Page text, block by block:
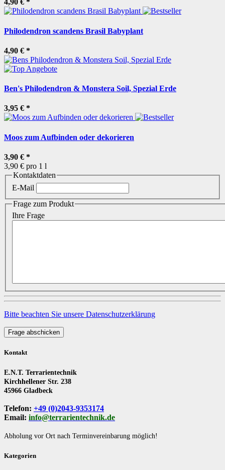
4,90 € *
Philodendron scandens Brasil Babyplant
4,90 € *
Ben's Philodendron & Monstera Soil, Spezial Erde
3,95 € *
Moos zum Aufbinden oder dekorieren
3,90 € *
3,90 € pro 1 l
Kontaktdaten
E-Mail
Frage zum Produkt
Ihre Frage
Bitte beachten Sie unsere Datenschutzerklärung
Frage abschicken
Kontakt
E.N.T. Terrarientechnik
Kirchhellener Str. 238
45966 Gladbeck
Telefon: +49 (0)2043-9353174
Email: info@terrarientechnik.de
Abholung vor Ort nach Terminvereinbarung möglich!
Kategorien